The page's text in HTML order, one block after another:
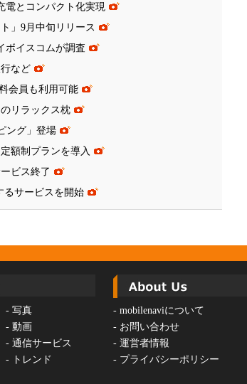
とコンパクト化実現
」9月中旬リリース
ボイスコムが調査
など
会員も利用可能
リラックス枕
ング」登場
額制プランを導入
ビス終了
るサービスを開始
- 写真
- 動画
- 通信サービス
-
トレンド
- mobilenaviについて
- お問い合わせ
- 運営者情報
- プライバシーポリシー